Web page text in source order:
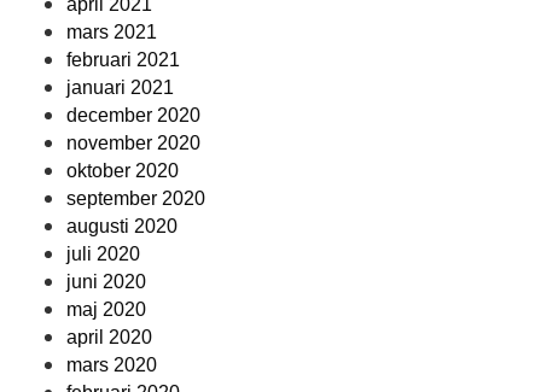
april 2021
mars 2021
februari 2021
januari 2021
december 2020
november 2020
oktober 2020
september 2020
augusti 2020
juli 2020
juni 2020
maj 2020
april 2020
mars 2020